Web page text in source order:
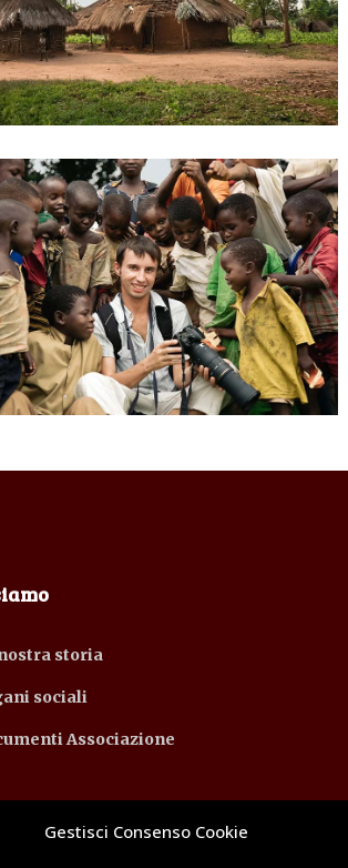
Gestisci Consenso Cookie
storia
sociali
Associazione